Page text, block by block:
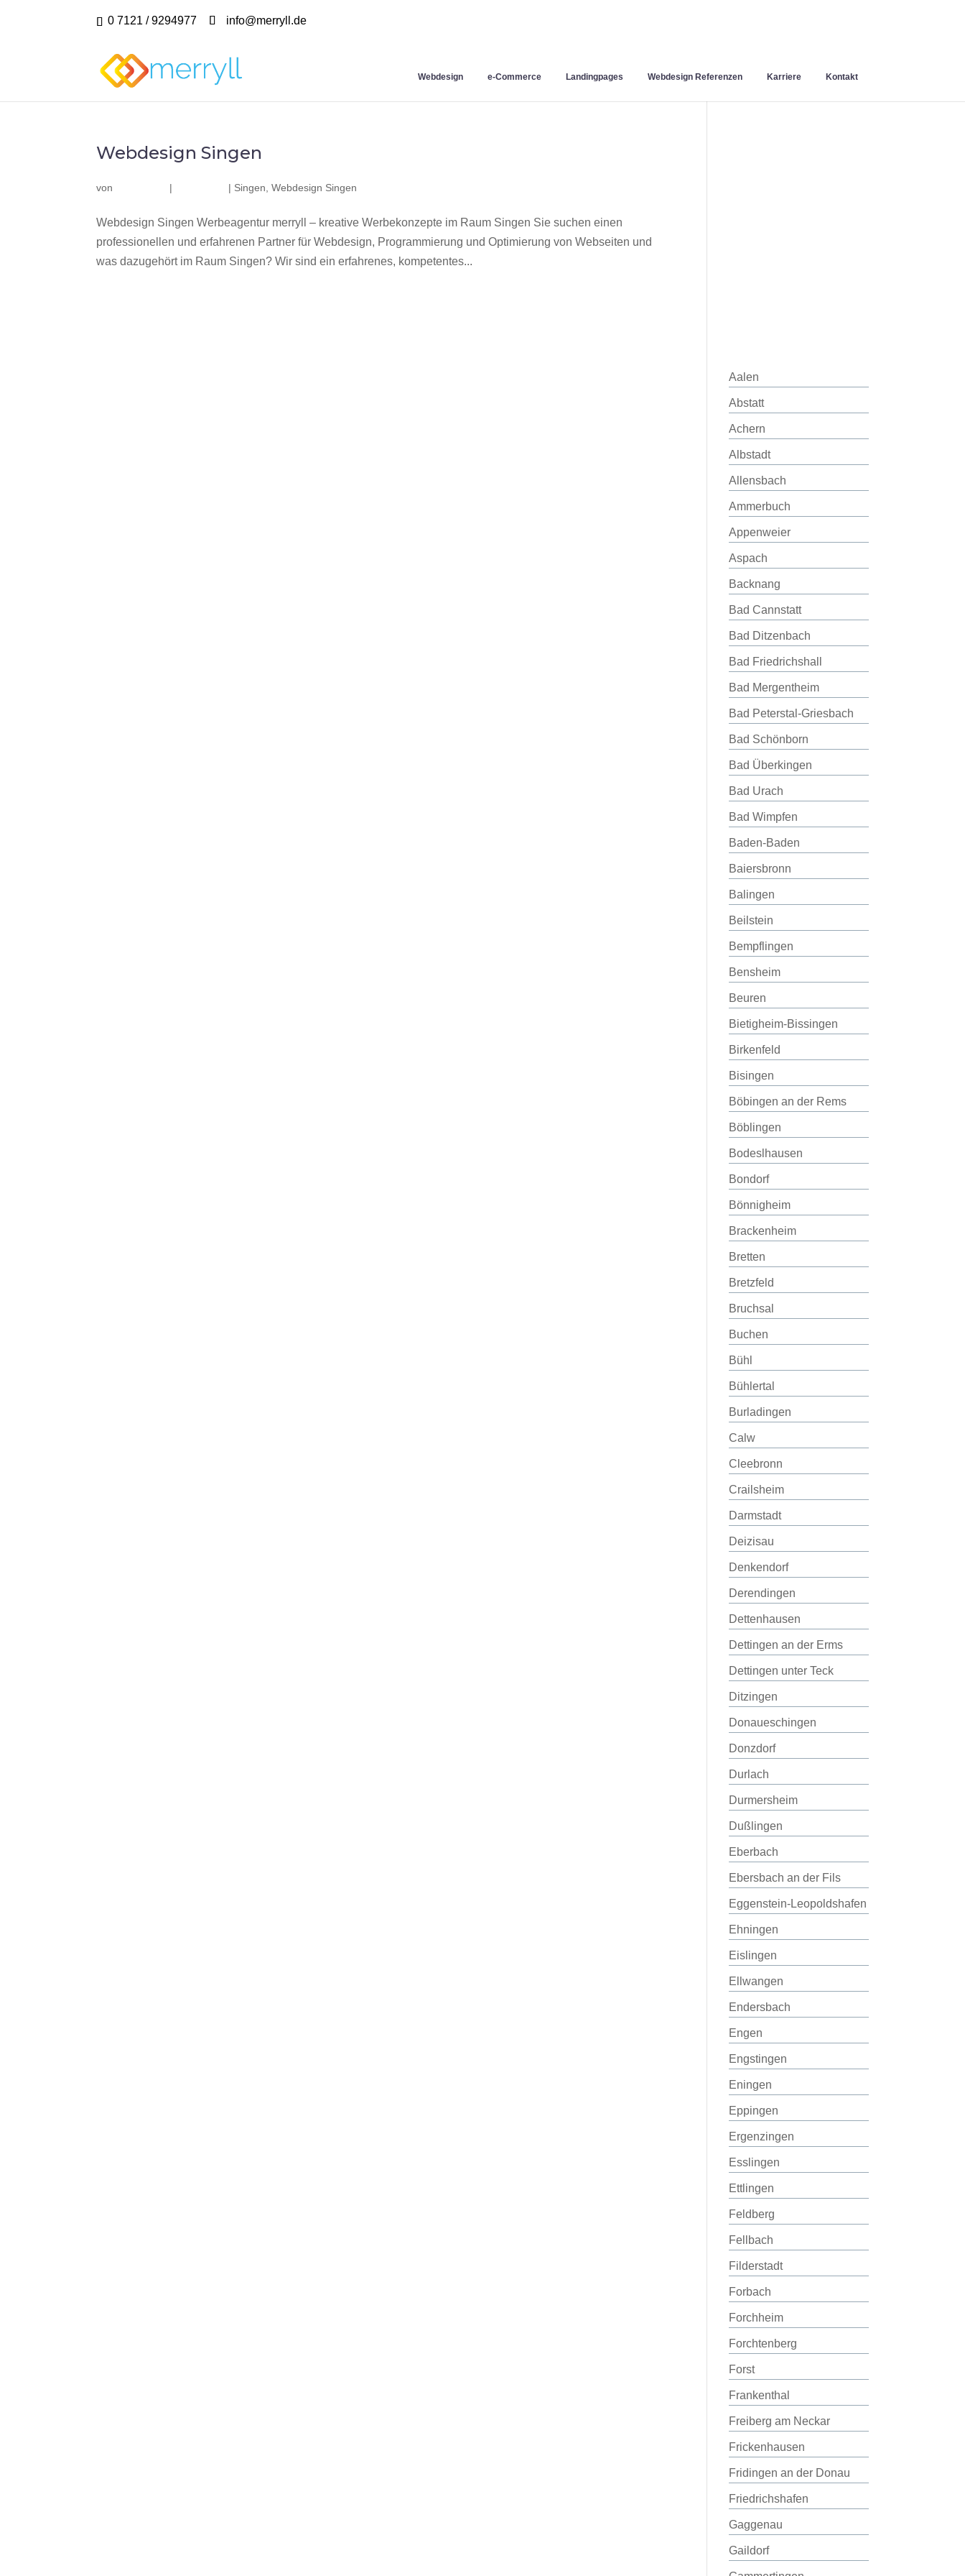
0 7121 / 9294977 info@merryll.de
Webdesign e-Commerce Landingpages Webdesign Referenzen Karriere Kontakt
Webdesign Singen
von | | Singen ,Webdesign Singen
Webdesign Singen Werbeagentur merryll – kreative Werbekonzepte im Raum Singen Sie suchen einen
professionellen und erfahrenen Partner für Webdesign, Programmierung und Optimierung von Webseiten und
was dazugehört im Raum Singen? Wir sind ein erfahrenes, kompetentes...
Aalen
Abstatt
Achern
Albstadt
Allensbach
Ammerbuch
Appenweier
Aspach
Backnang
Bad Cannstatt
Bad Ditzenbach
Bad Friedrichshall
Bad Mergentheim
Bad Peterstal-Griesbach
Bad Schönborn
Bad Überkingen
Bad Urach
Bad Wimpfen
Baden-Baden
Baiersbronn
Balingen
Beilstein
Bempflingen
Bensheim
Beuren
Bietigheim-Bissingen
Birkenfeld
Bisingen
Böbingen an der Rems
Böblingen
Bodeslhausen
Bondorf
Bönnigheim
Brackenheim
Bretten
Bretzfeld
Bruchsal
Buchen
Bühl
Bühlertal
Burladingen
Calw
Cleebronn
Crailsheim
Darmstadt
Deizisau
Denkendorf
Derendingen
Dettenhausen
Dettingen an der Erms
Dettingen unter Teck
Ditzingen
Donaueschingen
Donzdorf
Durlach
Durmersheim
Dußlingen
Eberbach
Ebersbach an der Fils
Eggenstein-Leopoldshafen
Ehningen
Eislingen
Ellwangen
Endersbach
Engen
Engstingen
Eningen
Eppingen
Ergenzingen
Esslingen
Ettlingen
Feldberg
Fellbach
Filderstadt
Forbach
Forchheim
Forchtenberg
Forst
Frankenthal
Freiberg am Neckar
Frickenhausen
Fridingen an der Donau
Friedrichshafen
Gaggenau
Gaildorf